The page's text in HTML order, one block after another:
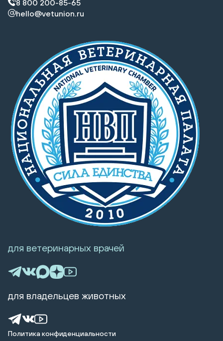
8 800 200-85-65
hello@vetunion.ru
Политика конфиденциальности
для ветеринарных врачей
для владельцев животных